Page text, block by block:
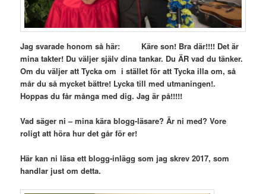
Jag svarade honom så här: Käre son! Bra där!!!! Det är
mina takter! Du väljer själv dina tankar. Du ÄR vad du tänker.
Om du väljer att Tycka om i stället för attTycka illa om, så
mår du så mycket bättre! Lycka till med utmaningen!.
Hoppas du får många med dig. Jag är på!!!!!
Vad säger ni – mina kära blogg-läsare? Är ni med? Vore
roligt att höra hur det går för er!
Här kan ni läsa ett blogg-inlägg som jag skrev 2017, som
handlar just om detta.